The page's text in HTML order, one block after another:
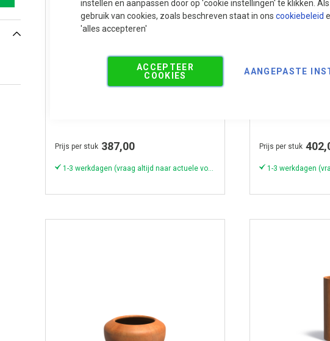
instellen en aanpassen door op 'cookie instellingen' te klikken.
gebruik van cookies, zoals beschreven staat in ons cookiebeleid
'alles accepteren'
ACCEPTEER
COOKIES
AANGEPASTE
Prijs per stuk 387,00
1-3 werkdagen (vraag altijd naar actuele voorraad & levertijd!)
Prijs per stuk